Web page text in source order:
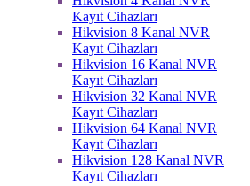
Kayıt Cihazları
Hikvision 8 Kanal NVR
Kayıt Cihazları
Hikvision 16 Kanal NVR
Kayıt Cihazları
Hikvision 32 Kanal NVR
Kayıt Cihazları
Hikvision 64 Kanal NVR
Kayıt Cihazları
Hikvision 128 Kanal NVR
Kayıt Cihazları